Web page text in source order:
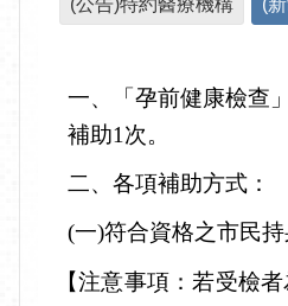
(公告)特約醫療機構 (
一、「孕前健康檢查
補助1次。
二、各項補助方式：
(一)符合資格之市民
【注意事項：若受檢